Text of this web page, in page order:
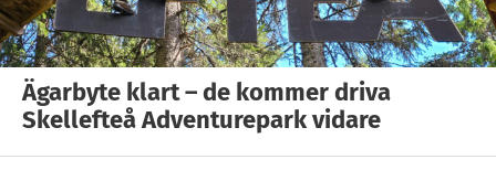
Ägarbyte klart – de kommer driva
Skellefteå Adventurepark vidare